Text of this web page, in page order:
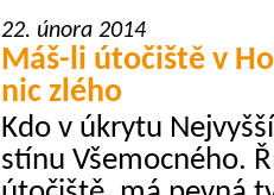
22. února 2014
Máš-li útočiště v
nic zlého
Kdo v úkrytu
stínu Všemocného.